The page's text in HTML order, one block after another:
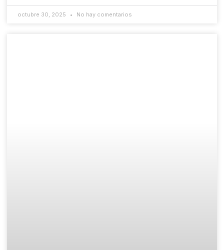
octubre 30, 2025 No hay comentarios